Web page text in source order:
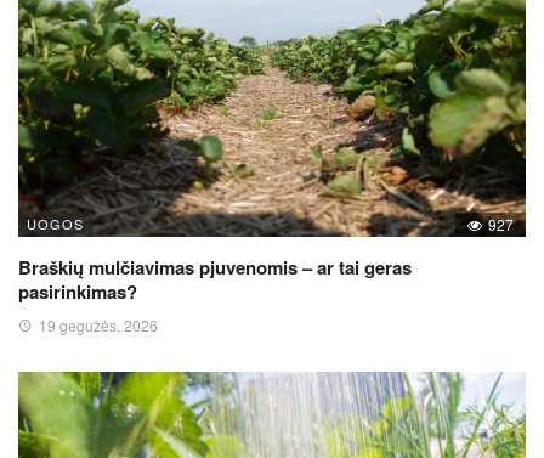
UOGOS 927
Braškių mulčiavimas pjuvenomis – ar tai geras
pasirinkimas?
19 gegužės, 2026